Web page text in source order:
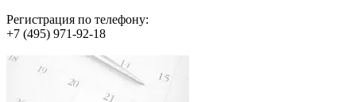
Регистрация по телефону:
+7 (495) 971-92-18